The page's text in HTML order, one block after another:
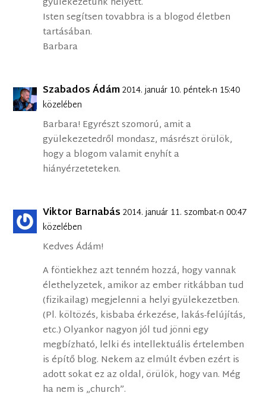
Isten segítsen tovabbra is a blogod életben
tartásában.
Barbara
Szabados Ádám2014. január 10. péntek-n 15:40
közelében
Barbara! Egyrészt szomorú, amit a
gyülekezetedről mondasz, másrészt örülök,
hogy a blogom valamit enyhít a
hiányérzeteteken.
Viktor Barnabás 2014. január 11. szombat-n 00:47
közelében
Kedves Ádám!
A föntiekhez azt tenném hozzá, hogy vannak
élethelyzetek, amikor az ember ritkábban tud
(fizikailag) megjelenni a helyi gyülekezetben.
(Pl. költözés, kisbaba érkezése, lakás-felújítás,
etc.) Olyankor nagyon jól tud jönni egy
megbízható, lelki és intellektuális értelemben
is építő blog. Nekem az elmúlt évben ezért is
adott sokat ez az oldal, örülök, hogy van. Még
ha nem is „church”.